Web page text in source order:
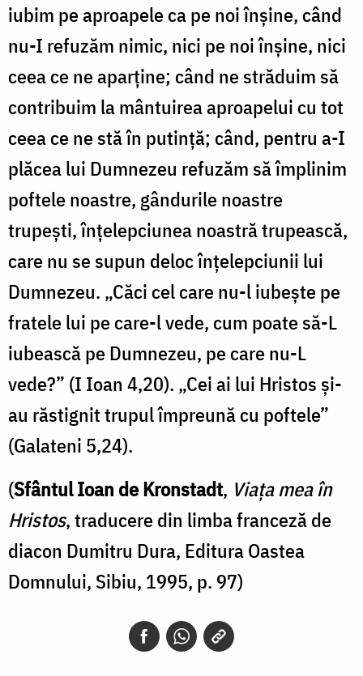
iubim pe aproapele ca pe noi înşine, când
nu-I refuzăm nimic, nici pe noi înşine, nici
ceea ce ne aparţine; când ne străduim să
contribuim la mântuirea aproapelui cu tot
ceea ce ne stă în putinţă; când, pentru a-I
plăcea lui Dumnezeu refuzăm să împlinim
poftele noastre, gândurile noastre
trupeşti, înţelepciunea noastră trupească,
care nu se supun deloc înţelepciunii lui
Dumnezeu. „Căci cel care nu-l iubeşte pe
fratele lui pe care-l vede, cum poate să-L
iubească pe Dumnezeu, pe care nu-L
vede?” (I Ioan 4,20). „Cei ai lui Hristos şi-
au răstignit trupul împreună cu poftele”
(Galateni 5,24).
(Sfântul Ioan de Kronstadt, Viața mea în
Hristos, traducere din limba franceză de
diacon Dumitru Dura, Editura Oastea
Domnului, Sibiu, 1995, p. 97)